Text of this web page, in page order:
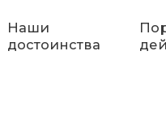
Наши
достоинства